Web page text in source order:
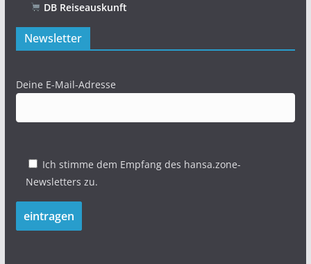
DB Reiseauskunft
Newsletter
Deine E-Mail-Adresse
Ich stimme dem Empfang des hansa.zone-
Newsletters zu.